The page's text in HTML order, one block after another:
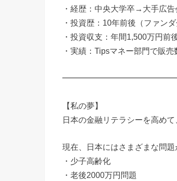
・経歴：中央大学卒→大手広
・投資歴：10年前後（ファンダ
・投資収支：年間1,500万円前
・実績：Tipsマネー部門で販
【私の夢】
日本の金融リテラシーを高めて
現在、日本にはさまざまな問題
・少子高齢化
・老後2000万円問題